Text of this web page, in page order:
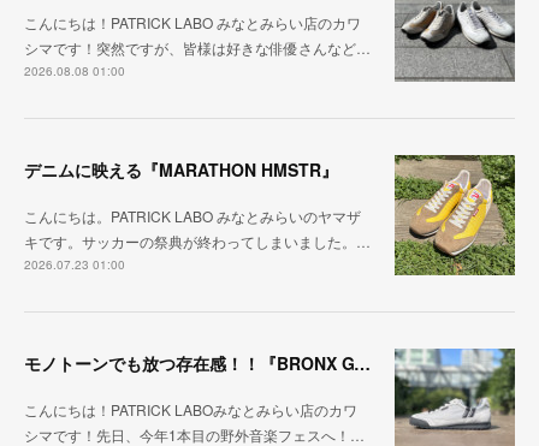
こんにちは！PATRICK LABO みなとみらい店のカワ
シマです！突然ですが、皆様は好きな俳優さんなど…
2026.08.08 01:00
デニムに映える『MARATHON HMSTR』
こんにちは。PATRICK LABO みなとみらいのヤマザ
キです。サッカーの祭典が終わってしまいました。…
2026.07.23 01:00
モノトーンでも放つ存在感！！『BRONX GY/BK』
こんにちは！PATRICK LABOみなとみらい店のカワ
シマです！先日、今年1本目の野外音楽フェスへ！…